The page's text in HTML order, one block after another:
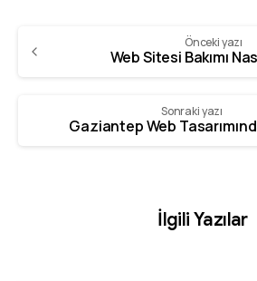
Önceki yazı
Web Sitesi Bakımı
Sonraki yazı
İlgili Yazılar